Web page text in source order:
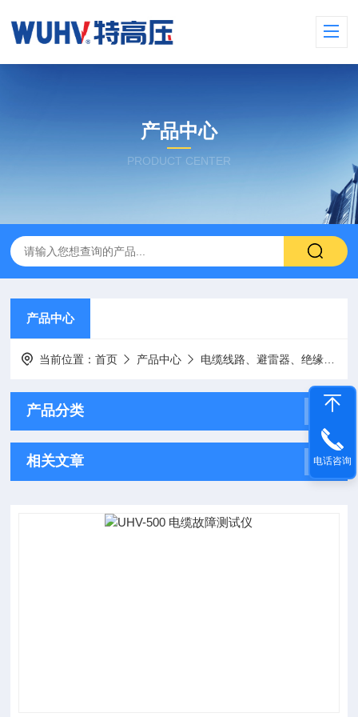
产品中心
PRODUCT CENTER
产品中心
当前位置：首页 产品中心 电缆线路、避雷器、绝缘子测试仪器
产品分类
相关文章 电话咨询